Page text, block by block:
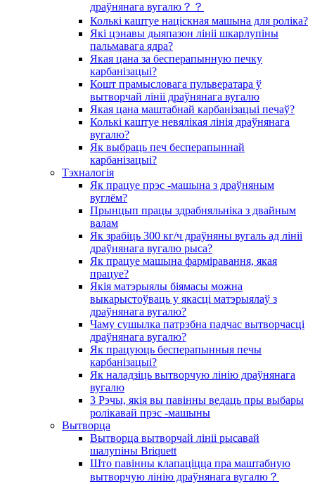
драўнянага вугалю？？
Колькі каштуе націскная машына для роліка?
Які цэнавы дыяпазон лініі шкарлупіны
пальмавага ядра?
Якая цана за бесперапынную печку
карбанізацыі?
Кошт прамысловага пульвератара ў
вытворчай лініі драўнянага вугалю
Якая цана маштабнай карбанізацыі печаў?
Колькі каштуе невялікая лінія драўнянага
вугалю?
Як выбраць печ бесперапыннай
карбанізацыі?
Тэхналогія
Як працуе прэс -машына з драўняным
вуглём?
Прынцып працы здрабняльніка з двайным
валам
Як зрабіць 300 кг/ч драўняны вугаль ад лініі
драўнянага вугалю рыса?
Як працуе машына фарміравання, якая
працуе?
Якія матэрыялы біямасы можна
выкарыстоўваць у якасці матэрыялаў з
драўнянага вугалю?
Чаму сушылка патрэбна падчас вытворчасці
драўнянага вугалю?
Як працуюць бесперапынныя печы
карбанізацыі?
Як наладзіць вытворчую лінію драўнянага
вугалю
3 Рэчы, якія вы павінны ведаць пры выбары
ролікавай прэс -машыны
Вытворца
Вытворца вытворчай лініі рысавай
шалупіны Briquett
Што павінны клапаціцца пра маштабную
вытворчую лінію драўнянага вугалю？